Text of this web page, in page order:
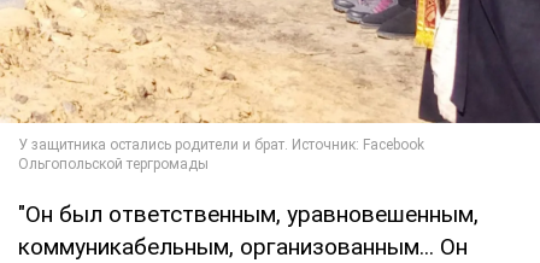
"Он был ответственным, уравновешенным,
коммуникабельным, организованным... Он